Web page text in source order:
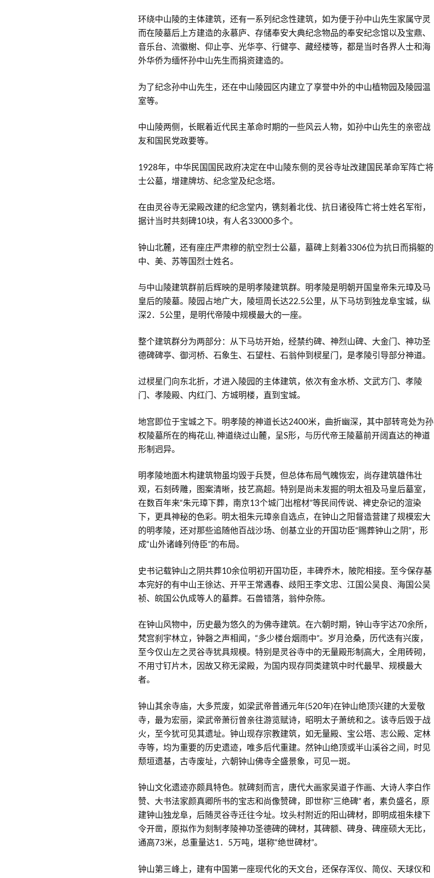
环绕中山陵的主体建筑，还有一系列纪念性建筑，如为便于孙中山先生家属守灵
而在陵墓后上方建造的永慕庐、存储奉安大典纪念物品的奉安纪念馆以及宝鼎、
音乐台、流徽榭、仰止亭、光华亭、行健亭、藏经楼等，都是当时各界人士和海
外华侨为缅怀孙中山先生而捐资建造的。
为了纪念孙中山先生，还在中山陵园区内建立了享誉中外的中山植物园及陵园温
室等。
中山陵两侧，长眠着近代民主革命时期的一些风云人物，如孙中山先生的亲密战
友和国民党政要等。
1928年，中华民国国民政府决定在中山陵东侧的灵谷寺址改建国民革命军阵亡将
士公墓，增建牌坊、纪念堂及纪念塔。
在由灵谷寺无梁殿改建的纪念堂内，镌刻着北伐、抗日诸役阵亡将士姓名军衔，
据计当时共刻碑10块，有人名33000多个。
钟山北麓，还有座庄严肃穆的航空烈士公墓，墓碑上刻着3306位为抗日而捐躯的
中、美、苏等国烈士姓名。
与中山陵建筑群前后辉映的是明孝陵建筑群。明孝陵是明朝开国皇帝朱元璋及马
皇后的陵墓。陵园占地广大，陵垣周长达22.5公里，从下马坊到独龙阜宝城，纵
深2．5公里，是明代帝陵中规模最大的一座。
整个建筑群分为两部分：从下马坊开始，经禁约碑、神烈山碑、大金门、神功圣
德碑碑亭、御河桥、石象生、石望柱、石翁仲到棂星门，是孝陵引导部分神道。
过棂星门向东北折，才进入陵园的主体建筑，依次有金水桥、文武方门、孝陵
门、孝陵殿、内红门、方城明楼，直到宝城。
地宫即位于宝城之下。明孝陵的神道长达2400米，曲折幽深，其中部转弯处为孙
权陵墓所在的梅花山, 神道绕过山麓，呈S形，与历代帝王陵墓前开阔直达的神道
形制迥异。
明孝陵地面木构建筑物虽均毁于兵燹，但总体布局气魄恢宏，尚存建筑雄伟壮
观，石刻砖雕，图案清晰，技艺高超。特别是尚未发掘的明太祖及马皇后墓室，
在数百年来“朱元璋下葬，南京13个城门出棺材”等民间传说、裨史杂记的渲染
下，更具神秘的色彩。明太祖朱元璋亲自选点，在钟山之阳督造营建了规模宏大
的明孝陵，还对那些追随他百战沙场、创基立业的开国功臣“赐葬钟山之阴”，形
成“山外诸峰列侍臣”的布局。
史书记载钟山之阴共葬10余位明初开国功臣，丰碑乔木，陂陀相接。至今保存基
本完好的有中山王徐达、开平王常遇春、歧阳王李文忠、江国公吴良、海国公吴
祯、皖国公仇成等人的墓葬。石兽错落，翁仲杂陈。
在钟山风物中，历史最为悠久的为佛寺建筑。在六朝时期，钟山寺宇达70余所，
梵宫刹宇林立，钟磬之声相闻，“多少楼台烟雨中”。岁月沧桑，历代迭有兴废，
至今仅山左之灵谷寺犹具规模。特别是灵谷寺中的无量殿形制高大，全用砖砌，
不用寸钉片木，因故又称无梁殿，为国内现存同类建筑中时代最早、规模最大
者。
钟山其余寺庙，大多荒废，如梁武帝普通元年(520年)在钟山绝顶兴建的大爱敬
寺，最为宏丽，梁武帝萧衍曾亲往游览赋诗，昭明太子萧统和之。该寺后毁于战
火，至今犹可见其遗址。钟山现存宗教建筑，如无量殿、宝公塔、志公殿、定林
寺等，均为重要的历史遗迹，唯多后代重建。然钟山绝顶或半山溪谷之间，时见
颓垣遗基，古寺废址，六朝钟山佛寺全盛景象，可见一斑。
钟山文化遗迹亦颇具特色。就碑刻而言，唐代大画家吴道子作画、大诗人李白作
赞、大书法家颜真卿所书的宝志和尚像赞碑，即世称“三绝碑” 者，素负盛名，原
建钟山独龙阜，后随灵谷寺迁往今址。坟头村附近的阳山碑材，即明成祖朱棣下
令开凿，原拟作为刻制孝陵神功圣德碑的碑材，其碑额、碑身、碑座硕大无比，
通高73米，总重量达1．5万吨，堪称“绝世碑材”。
钟山第三峰上，建有中国第一座现代化的天文台，还保存浑仪、简仪、天球仪和